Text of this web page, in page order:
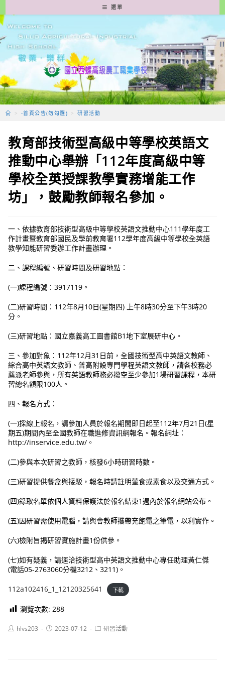
轉
至
要
容
選單
> -首頁公告(勿勾選) > 研習活動
教育部技術型高級中等學校英語文
推動中心舉辦「112年度高級中等
學校全英授課教學實務增能工作
坊」，鼓勵教師報名參加。
一、依據教育部技術型高級中等學校英語文推動中心111學年度工
作計畫暨教育部國民及學前教育署112學年度高級中等學校全英語
教學知能研習委辦工作計畫辦理。
二、課程編號、研習時間及研習地點：
(一)課程編號：3917119。
(二)研習時間：112年8月10日(星期四) 上午8時30分至下午3時20
分。
(三)研習地點：國立嘉義高工圖書館B1地下室展研中心。
三、參加對象：112年12月31日前，全國技術型高中英語文教師、
綜合高中英語文教師、普高附設專門學程英語文教師，請各校務必
薦派老師參與，所有英語教師務必撥空至少參加1場研習課程，本研
習總名額限100人。
四、報名方式：
(一)採線上報名，請參加人員於報名期間即日起至112年7月21日(星
期五)期間內至全國教師在職進修資訊網報名。報名網址：
http://inservice.edu.tw/。
(二)參與本次研習之教師，核發6小時研習時數。
(三)研習提供餐盒與接駁，報名時請註明葷食或素食以及交通方式。
(四)錄取名單依個人資料保護法於報名結束1週內於報名網站公布。
(五)因研習需使用電腦，請與會教師攜帶充飽電之筆電，以利實作。
(六)檢附旨揭研習實施計畫1份供參。
(七)如有疑義，請逕洽技術型高中英語文推動中心專任助理黃仁傑
(電話05-2763060分機3212、3211)。
112a102416_1_12120325641 下載
瀏覽次數: 288
Posthlvs203
Post2023-07-12
Post研習活動